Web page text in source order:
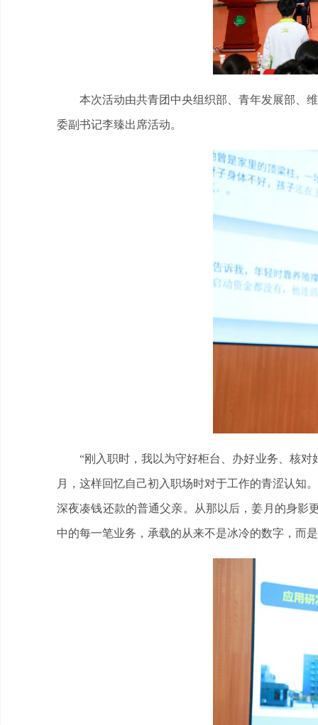
本次活动由共青团中央组织部、青年发展部、
委副书记李臻出席活动。
“刚入职时，我以为守好柜台、办好业务、核
月，这样回忆自己初入职场时对于工作的青涩认知
深夜凑钱还款的普通父亲。从那以后，姜月的身影
中的每一笔业务，承载的从来不是冰冷的数字，而